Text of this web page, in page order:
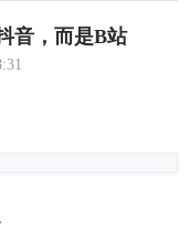
音，而是B站